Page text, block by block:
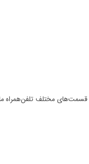
مختلف تلفن‌همراه